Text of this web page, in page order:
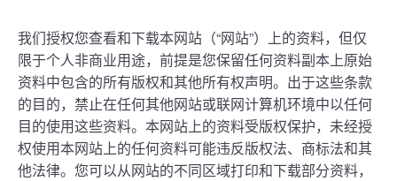
我们授权您查看和下载本网站（“网站”）上的资料，但仅
限于个人非商业用途，前提是您保留任何资料副本上原始
资料中包含的所有版权和其他所有权声明。出于这些条款
的目的，禁止在任何其他网站或联网计算机环境中以任何
目的使用这些资料。本网站上的资料受版权保护，未经授
权使用本网站上的任何资料可能违反版权法、商标法和其
他法律。您可以从网站的不同区域打印和下载部分资料，